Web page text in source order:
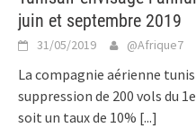
juin et septembre 2019
31/05/2019 @Afrique7
La compagnie aérienne
suppression de 200 vols du
soit un taux de 10% [...]